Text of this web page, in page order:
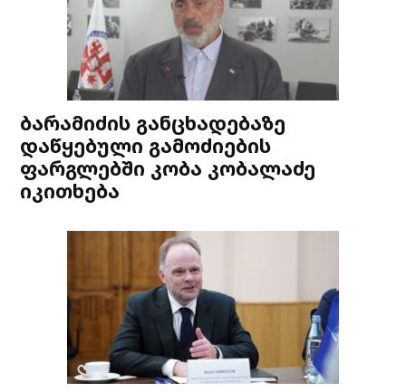
ბარამიძის განცხადებაზე
დაწყებული გამოძიების
ფარგლებში კობა კობალაძე
იკითხება